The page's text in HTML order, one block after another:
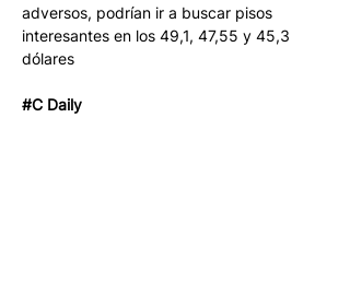
adversos, podrían ir a buscar pisos
interesantes en los 49,1, 47,55 y 45,3
dólares
#C Daily